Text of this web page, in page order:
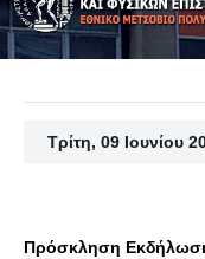
Τρίτη, 09 Ιουνίου
Πρόσκληση